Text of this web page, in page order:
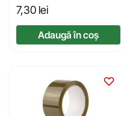
7,30 lei
Adaugă în coș